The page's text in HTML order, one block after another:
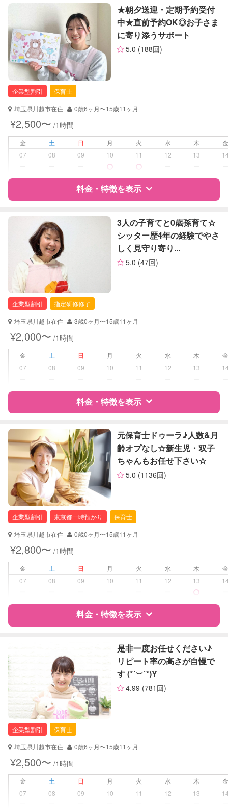
絵・工作レッスン
定期予約 可能
お子様の撮影
（定期特典）
対応可能
特徴 料金 レビュー
サポートの特徴
資格
企業型割引対象(旧内閣府補助対象)
自治体届出済ベビーシッター
保育士
クリンネスト1級
対応可能/特徴
早朝対応
夜間対応
お泊まり保育
病児、病後児、ともに不可
レッスン
定期予約
お子様の撮影
（定期特典）
★朝夕送迎・定期予約受付
中★直前予約OK◎お子さま
に寄り添うサポート
5.0 (188回)
企業型割引
保育士
埼玉県川越市在住
0歳6ヶ月〜15歳11ヶ月
¥2,500〜 /1時間
金 土 日 月 火 水 木
07
08 09 10 11 12 13
料金・特徴を表示
特徴 料金 レビュー
サポートの特徴
資格
保育士
幼稚園教諭
夜間対応
お泊まり保育
障がい児対応 対応可否は個別に相談
レッスン なし
定期予約 可能
お子様の撮影
（定期特典）
対応可能
3人の子育てと0歳孫育て☆
シッター歴4年の経験でやさ
しく見守り寄り...
5.0 (47回)
企業型割引
指定研修修了
埼玉県川越市在住
3歳0ヶ月〜15歳11ヶ月
¥2,000〜 /1時間
金 土 日 月 火 水 木
07
08 09 10 11 12 13
料金・特徴を表示
特徴 レビュー
サポートの特徴
資格
企業型割引対象(旧内閣府補助対象)
自治体届出済ベビーシッター
対応可能/特徴
送迎サポート
子育て経験
病児対応
障がい児対応 対応可否は個別に相談
レッスン なし
定期予約 可能
（定期特典）
対応不可
元保育士ドゥーラ♪人数&月
齢オプなし☆新生児・双子
ちゃんもお任せ下さい☆
5.0 (1136回)
企業型割引 東京都一時預かり
保育士
埼玉県川越市在住
0歳0ヶ月〜15歳11ヶ月
¥2,800〜 /1時間
金 土 日 月 火 水 木
07
08 09 10 11 12 13
料金・特徴を表示
サポートの特徴
資格
企業型割引対象(旧内閣府補助対象)
自治体届出済ベビーシッター
ドゥーラ協会認定産後ドゥーラ
対応可能/特徴
病児対応 病児、病後児、ともに可能
是非一度お任せください♪
リピート率の高さが自慢で
す (*´︶`*)Y
4.99 (781回)
企業型割引
保育士
埼玉県川越市在住
0歳6ヶ月〜15歳11ヶ月
¥2,500〜 /1時間
金 土 日 月 火 水 木
07
08 09 10 11 12 13